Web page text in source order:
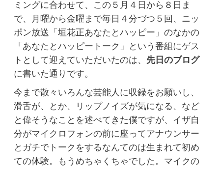
ミングに合わせて、この５月４日から８日ま
で、月曜から金曜まで毎日４分づつ５回、ニッ
ポン放送「垣花正あなたとハッピー」のなかの
「あなたとハッピートーク」という番組にゲス
トとして迎えていただいたのは、 先日のブログ
に書いた通りです。
今まで散々いろんな芸能人に収録をお願いし、
滑舌が、とか、リップノイズが気になる、など
と偉そうなことを述べてきた僕ですが、イザ自
分がマイクロフォンの前に座ってアナウンサー
とガチでトークをするなんてのは生まれて初め
ての体験。もうめちゃくちゃでした。マイクの